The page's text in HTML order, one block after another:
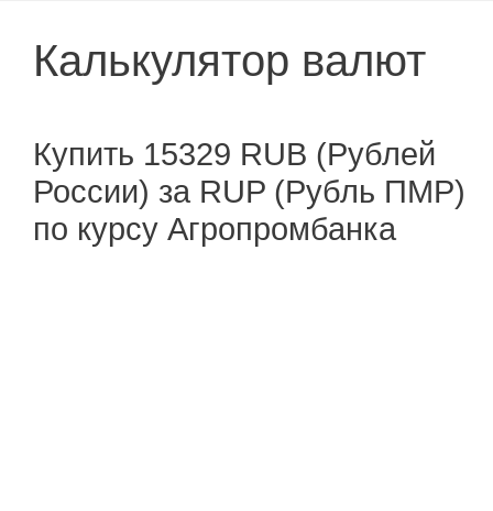
Калькулятор валют
Купить 15329 RUB (Рублей
России) за RUP (Рубль ПМР)
по курсу Агропромбанка